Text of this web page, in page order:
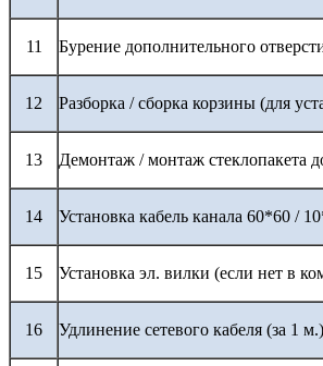
11 Бурение дополнительного
12 Разборка / сборка корзины (для
13 Демонтаж / монтаж стеклопакета
14 Установка кабель канала 60*60 /
15 Установка эл. вилки (если нет в
16 Удлинение сетевого кабеля (за 1 м.)